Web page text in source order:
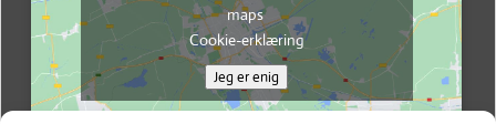
maps
Cookie-erklæring
Jeg er enig